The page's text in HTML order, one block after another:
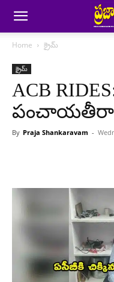
Home క్రైమ్
క్రైమ్
ACB
By Praja Shankaravam -